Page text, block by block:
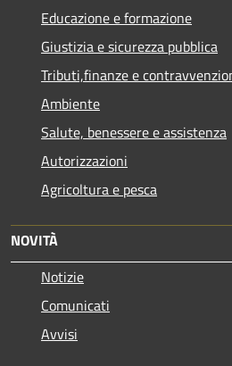
Educazione e formazione
Giustizia e sicurezza pubblica
Tributi,finanze e
Ambiente
Salute, benessere e assistenza
Autorizzazioni
Agricoltura e pesca
NOVITÀ
Notizie
Comunicati
Avvisi